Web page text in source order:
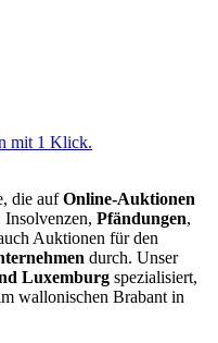
die aufOnline-Auktionen
Insolvenzen, Pfändungen,
Auktionen für den
durch. Unser
Luxemburg spezialisiert,
wallonischen Brabant in